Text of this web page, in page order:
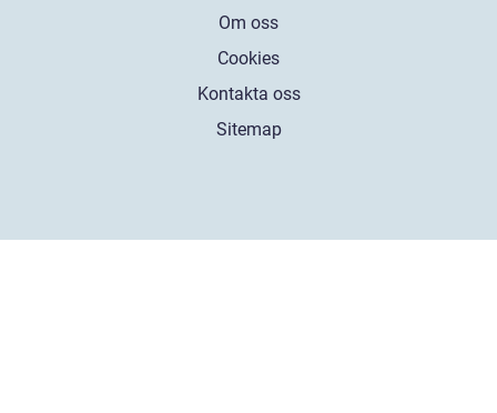
Om oss
Cookies
Kontakta oss
Sitemap